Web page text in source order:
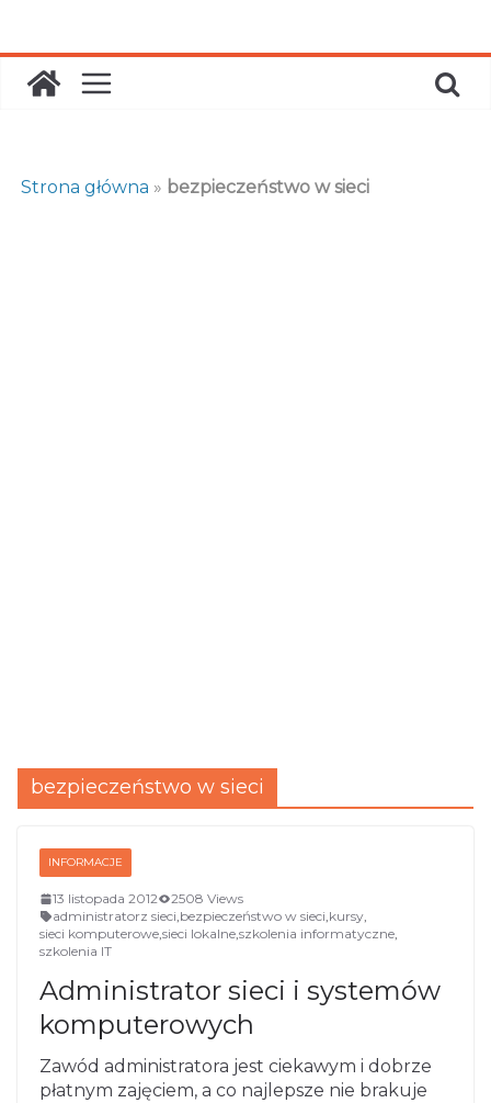
content
Strona główna » bezpieczeństwo w sieci
bezpieczeństwo w sieci
INFORMACJE
13 listopada 2012
2508 Views
administratorz sieci,bezpieczeństwo w sieci,kursy,
sieci komputerowe,sieci lokalne,szkolenia informatyczne,
szkolenia IT
Administrator sieci i systemów
komputerowych
Zawód administratora jest ciekawym i dobrze
płatnym zajęciem, a co najlepsze nie brakuje